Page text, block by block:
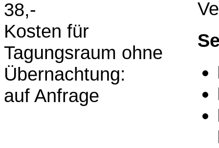
38,-
Kosten für
Tagungsraum ohne
Übernachtung:
auf Anfrage